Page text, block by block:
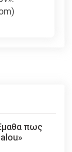
πως